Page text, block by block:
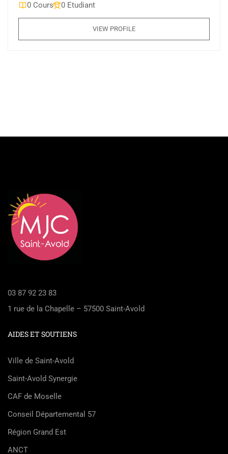
0 Cours 0 Etudiant
VIEW PROFILE
03 87 92 23 83
1 rue de la Chapelle – 57500 Saint-Avold
AIDES ET SOUTIENS
Ville de Saint-Avold
Saint-Avold Synergie
CAF de Moselle
Conseil Départemental 57
Région Grand Est
ANCT